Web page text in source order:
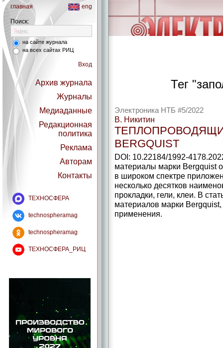
главная eng
Поиск:
на сайте журнала
на всех сайтах РИЦ
Вход
Архив журнала
Журналы
Медиаданные
Редакционная
политика
Реклама
Авторам
Контакты
ТЕХНОСФЕРА
technospheramag
technospheramag
ТЕХНОСФЕРА_РИЦ
Тег
Электроника НТБ #5/2022
В. Никитин
BERGQUIST
DOI: 10.22184/1992-
материалы марки Bergquist
в широком спектре
несколько десятков
прокладки, гели, клеи. В
материалов марки
применения.